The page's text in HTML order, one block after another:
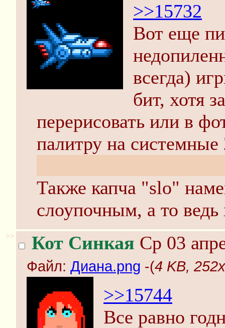
>>15732
Вот еще
всегда)
бит, хотя
перерисовать или в
палитру на
Также капча "slo"
слоупочным, а то
>> Кот Синкая Ср 03
Файл: Диана.png -(4 KB,
>>15744
Все равно